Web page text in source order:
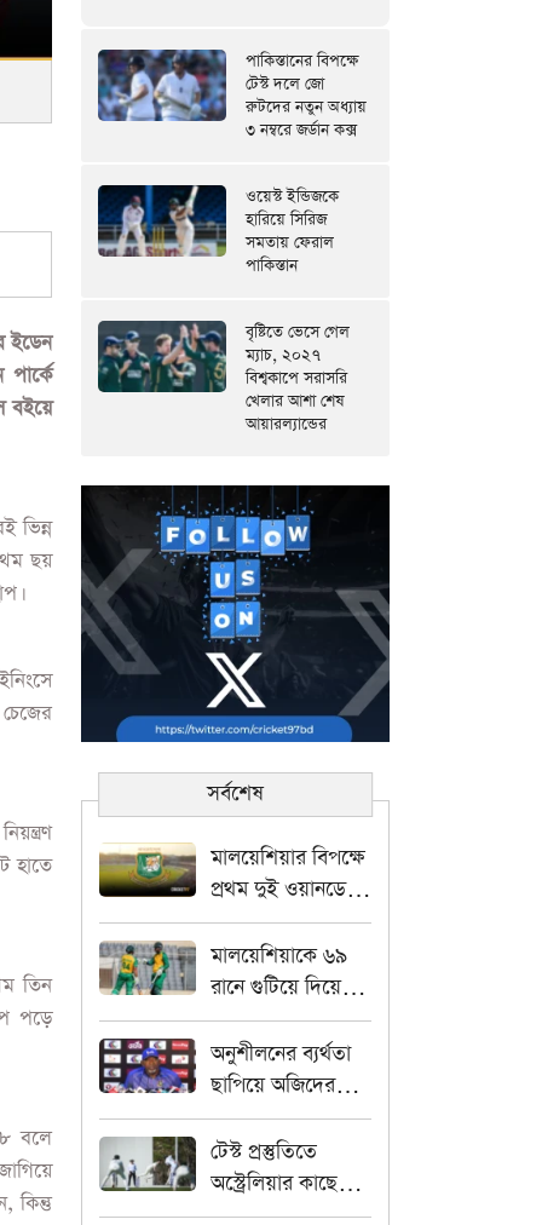
ইডেন
বইয়ে
ভিন্ন
ছয়
হাতে
তিন
পড়ে
বলে
কিন্তু
পাকিস্তানের বিপক্ষে
টেস্ট দলে জো
রুটদের নতুন অধ্যায়
৩ নম্বরে জর্ডান কক্স
ওয়েস্ট ইন্ডিজকে
হারিয়ে সিরিজ
সমতায় ফেরাল
পাকিস্তান
বৃষ্টিতে ভেসে গেল
ম্যাচ, ২০২৭
বিশ্বকাপে সরাসরি
খেলার আশা শেষ
আয়ারল্যান্ডের
সর্বশেষ
মালয়েশিয়ার বিপক্ষে
প্রথম দুই ওয়ানডের
জন্য যুব টাইগার
স্কোয়াড চূড়ান্ত,
অধিনায়কের দায়িত্বে
আলিন
মালয়েশিয়াকে ৬৯
রানে গুটিয়ে দিয়ে
৮৯ রানের বড় জয়
বাংলাদেশ এইচপির
অনুশীলনের ব্যর্থতা
ছাপিয়ে অজিদের
বিপক্ষে ঘুরে দাঁড়াতে
প্রত্যয়ী ফিল সিমন্স
টেস্ট প্রস্তুতিতে
অস্ট্রেলিয়ার কাছে
ইনিংস ব্যবধানে